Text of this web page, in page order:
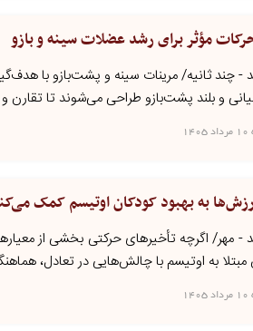
مؤثر برای رشد عضلات سینه و بازو
- چند ثانیه/ مرینات سینه و پشت‌بازو با
و بلند پشت‌بازو طراحی می‌شوند تا تقارن
به بهبود کودکان اوتیسم کمک
مبتلا به اوتیسم با چالش‌هایی در تعادل،